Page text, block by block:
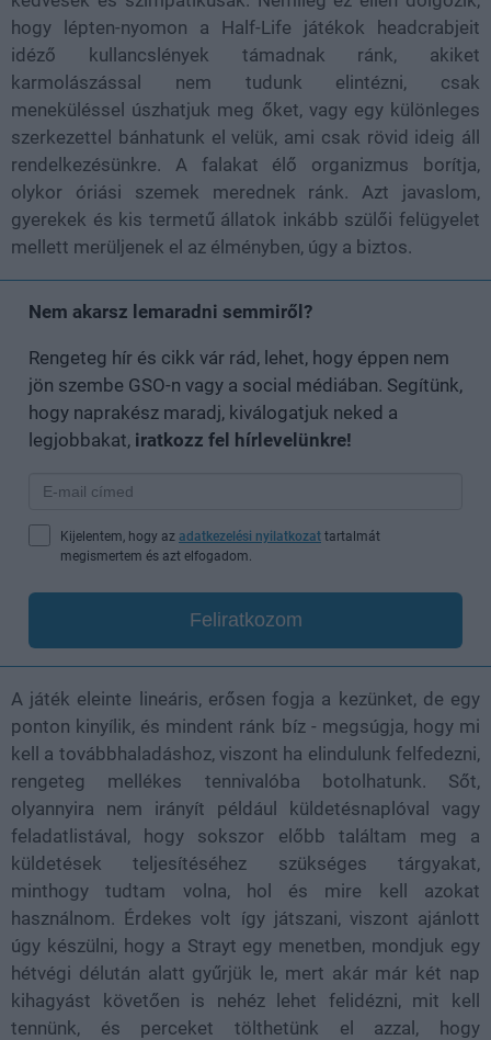
hogy lépten-nyomon a Half-Life játékok headcrabjeit
idéző kullancslények támadnak ránk, akiket
karmolászással nem tudunk elintézni, csak
meneküléssel úszhatjuk meg őket, vagy egy különleges
szerkezettel bánhatunk el velük, ami csak rövid ideig áll
rendelkezésünkre. A falakat élő organizmus borítja,
olykor óriási szemek merednek ránk. Azt javaslom,
gyerekek és kis termetű állatok inkább szülői felügyelet
mellett merüljenek el az élményben, úgy a biztos.
Nem akarsz lemaradni semmiről?
Rengeteg hír és cikk vár rád, lehet, hogy éppen nem
jön szembe GSO-n vagy a social médiában. Segítünk,
hogy naprakész maradj, kiválogatjuk neked a
legjobbakat, iratkozz fel hírlevelünkre!
Kijelentem, hogy az adatkezelési nyilatkozat tartalmát
megismertem és azt elfogadom.
Feliratkozom
A játék eleinte lineáris, erősen fogja a kezünket, de egy
ponton kinyílik, és mindent ránk bíz - megsúgja, hogy mi
kell a továbbhaladáshoz, viszont ha elindulunk felfedezni,
rengeteg mellékes tennivalóba botolhatunk. Sőt,
olyannyira nem irányít például küldetésnaplóval vagy
feladatlistával, hogy sokszor előbb találtam meg a
küldetések teljesítéséhez szükséges tárgyakat,
minthogy tudtam volna, hol és mire kell azokat
használnom. Érdekes volt így játszani, viszont ajánlott
úgy készülni, hogy a Strayt egy menetben, mondjuk egy
hétvégi délután alatt gyűrjük le, mert akár már két nap
kihagyást követően is nehéz lehet felidézni, mit kell
tennünk, és perceket tölthetünk el azzal, hogy